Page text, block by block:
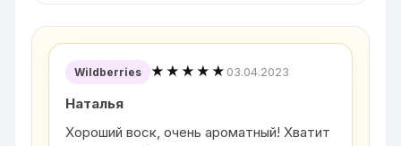
Wildberries ★★★★★ 03.04.2023
Наталья
Хороший воск, очень ароматный! Хватит